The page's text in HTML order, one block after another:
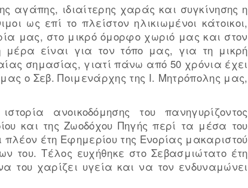
αγάπης, ιδιαίτερης χαράς και συγκίνησης η
ως επί το πλείστον ηλικιωμένοι κάτοικοι,
μας, στο μικρό όμορφο χωριό μας και στον
μέρα είναι για τον τόπο μας, για τη μικρή
σημασίας, γιατί πάνω από 50 χρόνια έχει
ο Σεβ. Ποιμενάρχης της Ι. Μητρόπολης μας,
ανοικοδόμησης του πανηγυρίζοντος
και της Ζωοδόχου Πηγής περί τα μέσα του
έτη Εφημερίου της Ενορίας μακαριστού
του. Τέλος ευχήθηκε στο Σεβασμιώτατο έτη
χαρίζει υγεία και να τον ενδυναμώνει